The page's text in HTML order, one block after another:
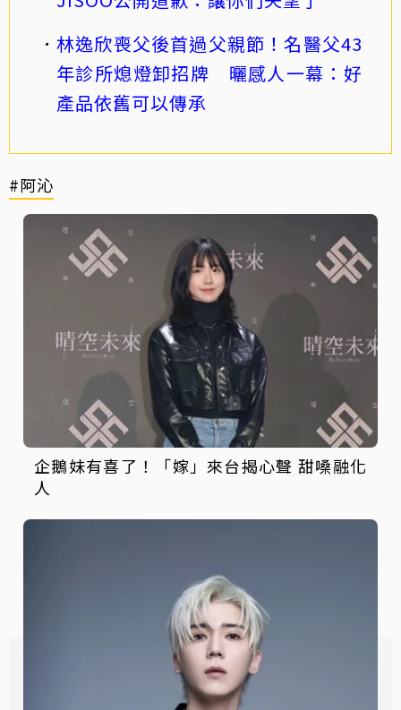
林逸欣喪父後首過父親節！名醫父43
年診所熄燈卸招牌 曬感人一幕：好
產品依舊可以傳承
#阿沁
企鵝妹有喜了！「嫁」來台揭心聲 甜嗓融化
人